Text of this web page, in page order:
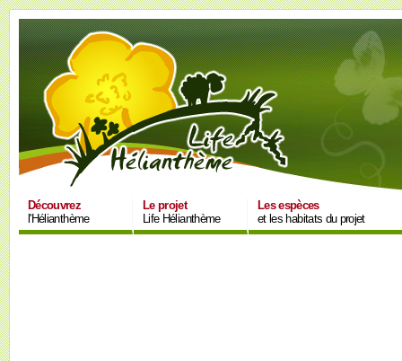
Découvrez
l'Hélianthème
Le projet
Life Hélianthème
Les espèces
et les habitats du projet